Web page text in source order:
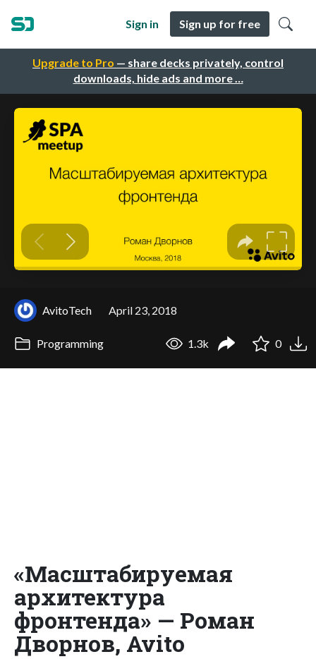
Upgrade to Pro — share decks privately, control
downloads, hide ads and more …
Sign in Sign up for free
AvitoTech April 23, 2018
Programming 1.3k 0
«Масштабируемая
архитектура
фронтенда» — Роман
Дворнов, Avito